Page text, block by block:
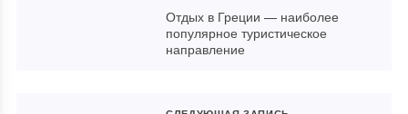
Отдых в Греции — наиболее
популярное туристическое
направление